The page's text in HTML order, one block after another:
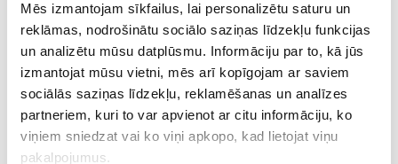
Mēs izmantojam sīkfailus, lai personalizētu saturu un
reklāmas, nodrošinātu sociālo saziņas līdzekļu funkcijas
un analizētu mūsu datplūsmu. Informāciju par to, kā jūs
izmantojat mūsu vietni, mēs arī kopīgojam ar saviem
sociālās saziņas līdzekļu, reklamēšanas un analīzes
partneriem, kuri to var apvienot ar citu informāciju, ko
viņiem sniedzat vai ko viņi apkopo, kad lietojat viņu
pakalpojumus.
Veic likmes uz virslīgas spēlēm
IENĀC
CITAS ZIŅAS NO ŠĪS KATEGORIJAS